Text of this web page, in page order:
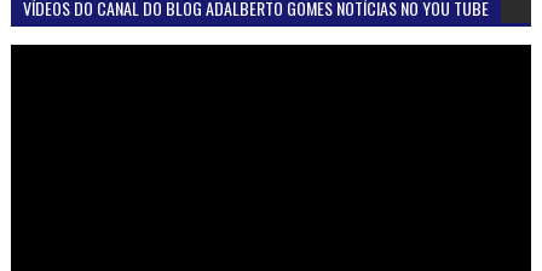
VÍDEOS DO CANAL DO BLOG ADALBERTO GOMES NOTÍCIAS NO YOU TUBE